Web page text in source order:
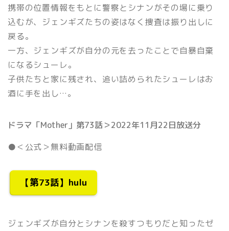
携帯の位置情報をもとに警察とシナンがその場に乗り
込むが、ジェンギズたちの姿はなく捜査は振り出しに
戻る。
一方、ジェンギズが自分の元を去ったことで自暴自棄
になるシューレ。
子供たちと家に残され、追い詰められたシューレはお
酒に手を出し…。
ドラマ「Mother」第73話＞2022年11月22日放送分
●＜公式＞無料動画配信
【第73話】hulu
ジェンギズが自分とシナンを殺すつもりだと知ったゼ